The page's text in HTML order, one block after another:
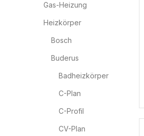
Gas-Heizung
Heizkörper
Bosch
Buderus
Badheizkörper
C-Plan
C-Profil
CV-Plan